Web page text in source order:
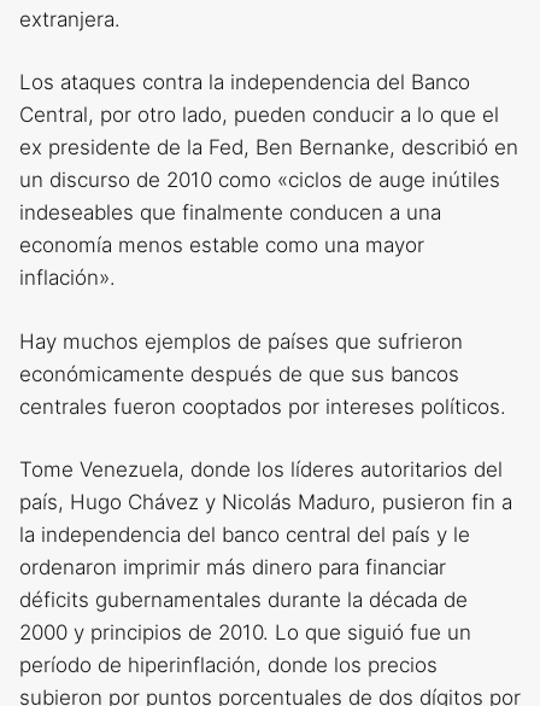
extranjera.
Los ataques contra la independencia del Banco
Central, por otro lado, pueden conducir a lo que el
ex presidente de la Fed, Ben Bernanke, describió en
un discurso de 2010 como «ciclos de auge inútiles
indeseables que finalmente conducen a una
economía menos estable como una mayor
inflación».
Hay muchos ejemplos de países que sufrieron
económicamente después de que sus bancos
centrales fueron cooptados por intereses políticos.
Tome Venezuela, donde los líderes autoritarios del
país, Hugo Chávez y Nicolás Maduro, pusieron fin a
la independencia del banco central del país y le
ordenaron imprimir más dinero para financiar
déficits gubernamentales durante la década de
2000 y principios de 2010. Lo que siguió fue un
período de hiperinflación, donde los precios
subieron por puntos porcentuales de dos dígitos por